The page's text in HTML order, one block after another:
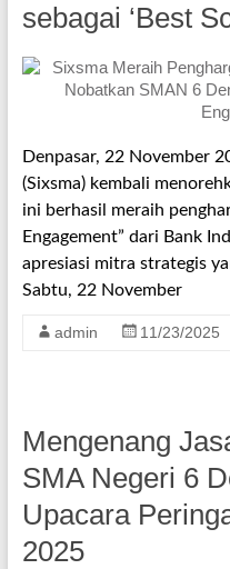
sebagai ‘Best
Denpasar, 22 November
(Sixsma) kembali
ini berhasil meraih
Engagement” dari Bank
apresiasi mitra strategis
Sabtu, 22 November
admin 11/23/2025
Mengenang
SMA Negeri 6
Upacara
2025